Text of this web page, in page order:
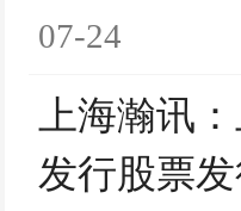
07-24
上海瀚讯
发行股票